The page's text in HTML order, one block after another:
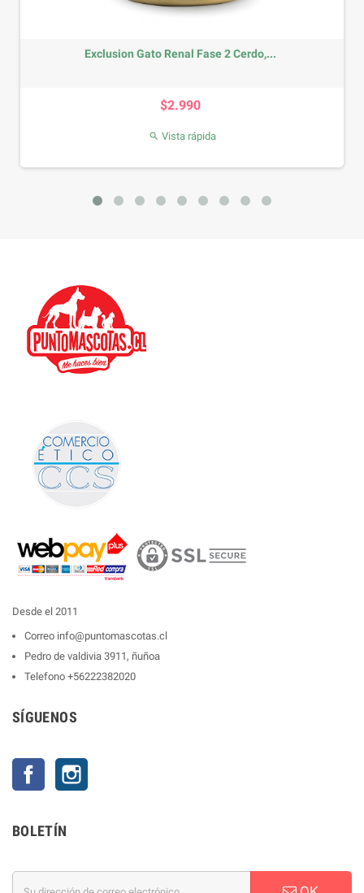
Exclusion Gato Renal Fase 2 Cerdo,...
$2.990
Vista rápida
Desde el 2011
Correo info@puntomascotas.cl
Pedro de valdivia 3911, ñuñoa
Telefono +56222382020
SÍGUENOS
Facebook
BOLETÍN